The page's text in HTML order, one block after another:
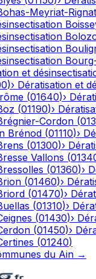
Meyriat-Rignat
et
)› Dératisation et
(01640)›
(01190)›
Cordon (
Brénod (01110)›
(01300)›
Vallons (
(01360)›
(01460)›
(01470)›
(01310)›
(01430)›
(01450)›
(01240)
du Ain →